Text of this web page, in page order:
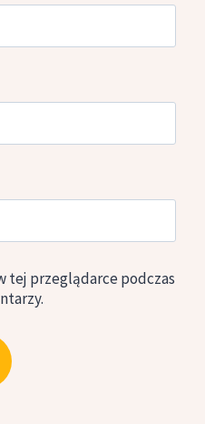
tej przeglądarce podczas